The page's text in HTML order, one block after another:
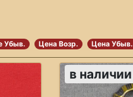
Убыв. Цена Возр. Цена Убыв.
в наличии